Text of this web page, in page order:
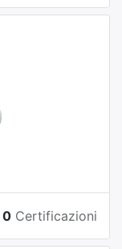
0 Certificazioni